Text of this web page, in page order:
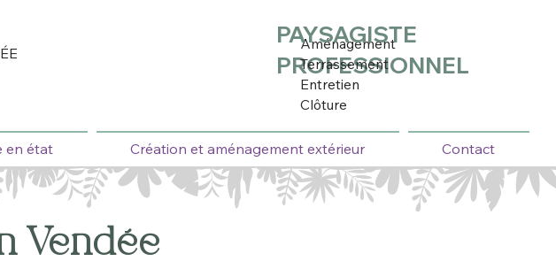
Aménagement
Entretien
PAYSAGISTE
PROFESSIONNEL
en état Création et aménagement extérieur Contact
Terrassement
Clôture
Vendée